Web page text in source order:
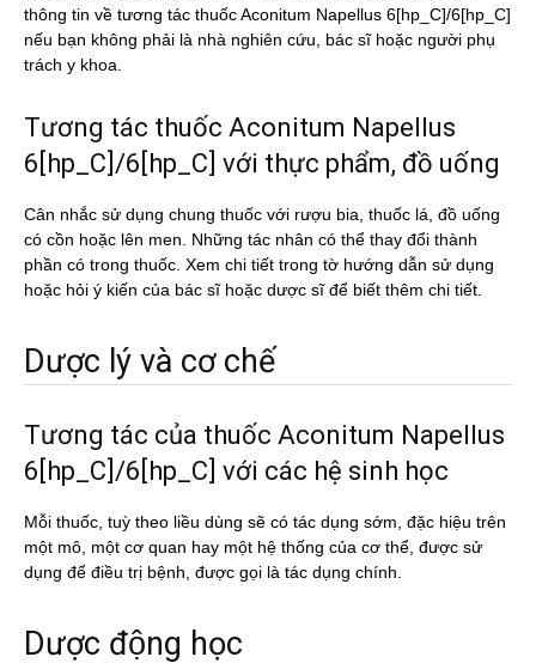
thông tin về tương tác thuốc Aconitum Napellus 6[hp_C]/6[hp_C]
nếu bạn không phải là nhà nghiên cứu, bác sĩ hoặc người phụ
trách y khoa.
Tương tác thuốc Aconitum Napellus
6[hp_C]/6[hp_C] với thực phẩm, đồ uống
Cân nhắc sử dụng chung thuốc với rượu bia, thuốc lá, đồ uống
có cồn hoặc lên men. Những tác nhân có thể thay đổi thành
phần có trong thuốc. Xem chi tiết trong tờ hướng dẫn sử dụng
hoặc hỏi ý kiến của bác sĩ hoặc dược sĩ để biết thêm chi tiết.
Dược lý và cơ chế
Tương tác của thuốc Aconitum Napellus
6[hp_C]/6[hp_C] với các hệ sinh học
Mỗi thuốc, tuỳ theo liều dùng sẽ có tác dụng sớm, đặc hiệu trên
một mô, một cơ quan hay một hệ thống của cơ thể, được sử
dụng để điều trị bệnh, được gọi là tác dụng chính.
Dược động học